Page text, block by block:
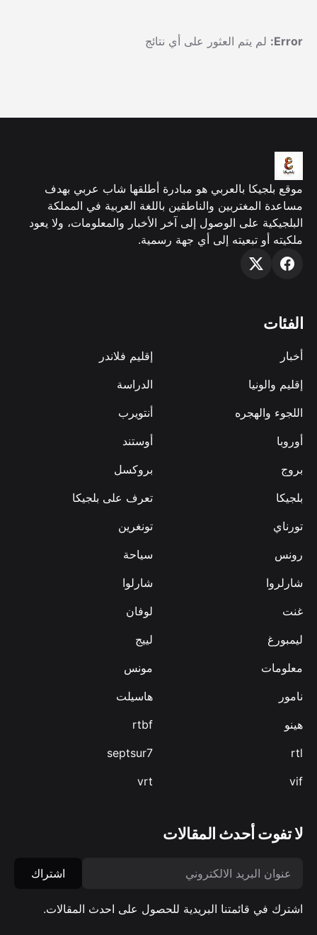
Error: لم يتم العثور على أي نتائج
موقع بلجيكا بالعربي هو مبادرة أطلقها شاب عربي بهدف
مساعدة المغتربين والناطقين باللغة العربية في المملكة
البلجيكية على الوصول إلى آخر الأخبار والمعلومات، ولا يعود
ملكيته أو تبعيته إلى أي جهة رسمية.
الفئات
أخبار
إقليم فلاندر
إقليم والونيا
الدراسة
اللجوء والهجره
أنتويرب
أوروبا
أوستند
بروج
بروكسل
بلجيكا
تعرف على بلجيكا
تورناي
تونغرين
رونس
سياحة
شارلروا
شارلوا
غنت
لوفان
ليمبورغ
لييج
معلومات
مونس
نامور
هاسيلت
هينو
rtbf
rtl
septsur7
vif
vrt
لا تفوت أحدث المقالات
اشتراك
اشترك في قائمتنا البريدية للحصول على احدث المقالات.